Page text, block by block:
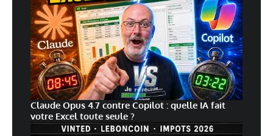
Claude Opus 4.7 contre Copilot : quelle IA fait
votre Excel toute seule ?